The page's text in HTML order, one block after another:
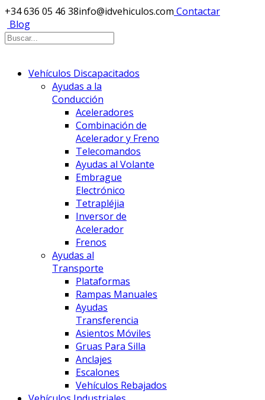
+34 636 05 46 38info@idvehiculos.com Contactar
Blog
Vehículos Discapacitados
Ayudas a la
Conducción
Aceleradores
Combinación de
Acelerador y Freno
Telecomandos
Ayudas al Volante
Embrague
Electrónico
Tetrapléjia
Inversor de
Acelerador
Frenos
Ayudas al
Transporte
Plataformas
Rampas Manuales
Ayudas
Transferencia
Asientos Móviles
Gruas Para Silla
Anclajes
Escalones
Vehículos Rebajados